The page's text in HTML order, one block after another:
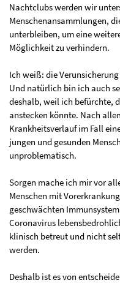
Nachtclubs werden wir
Menschenansammlungen,
unterbleiben, um eine
Möglichkeit zu verhindern.
Ich weiß: die
Und natürlich bin ich auch
deshalb, weil ich befürchte,
anstecken könnte. Nach
Krankheitsverlauf im Fall
jungen und gesunden
unproblematisch.
Sorgen mache ich mir vor
Menschen mit
geschwächten
Coronavirus
klinisch betreut und nicht
werden.
Deshalb ist es von